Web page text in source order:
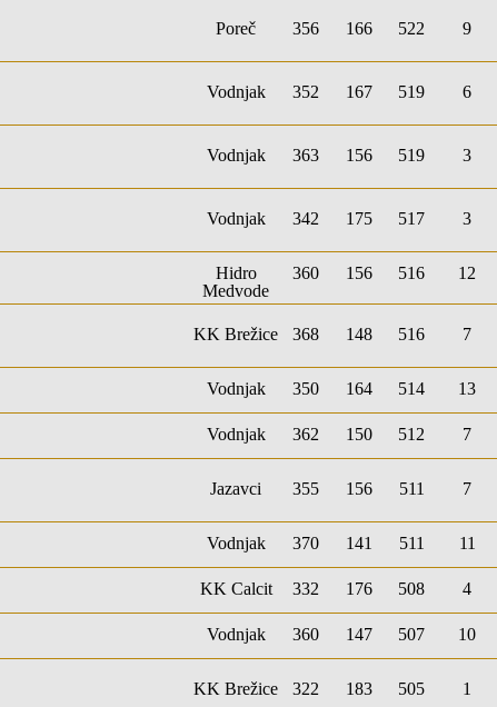
Poreč 356 166 522 9
Vodnjak 352 167 519 6
Vodnjak 363 156 519 3
Vodnjak 342 175 517 3
Hidro
Medvode
360 156 516 12
KK Brežice 368 148 516 7
Vodnjak 350 164 514 13
Vodnjak 362 150 512 7
Jazavci 355 156 511 7
Vodnjak 370 141 511 11
KK Calcit 332 176 508 4
Vodnjak 360 147 507 10
KK Brežice 322 183 505 1